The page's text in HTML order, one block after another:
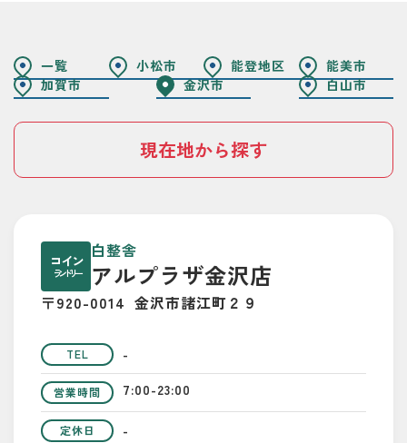
一覧 小松市 能登地区
能美市
加賀市
金沢市 白山市
現在地から探す
コイン
ランドリー
白整舎
アルプラザ金沢店
〒920-0014 金沢市諸江町２９
TEL -
営業時間 7:00-23:00
定休日 -